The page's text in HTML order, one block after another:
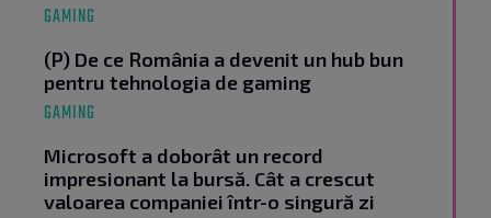
GAMING
(P) De ce România a devenit un hub bun
pentru tehnologia de gaming
GAMING
Microsoft a doborât un record
impresionant la bursă. Cât a crescut
valoarea companiei într-o singură zi